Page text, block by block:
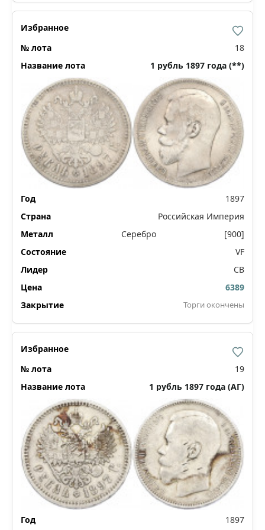
18
1 рубль 1897 года (**)
1897
Российская Империя
Серебро
[900]
VF
СВ
6389
Торги окончены
19
1 рубль 1897 года (АГ)
1897